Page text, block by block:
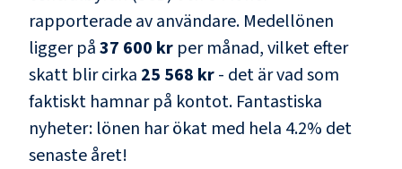
rapporterade av användare. Medellönen
ligger på37 600 kr per månad, vilket efter
skatt blir cirka 25 568 kr- det är vad som
faktiskt hamnar på kontot. Fantastiska
nyheter: lönen har ökat med hela 4.2% det
senaste året!